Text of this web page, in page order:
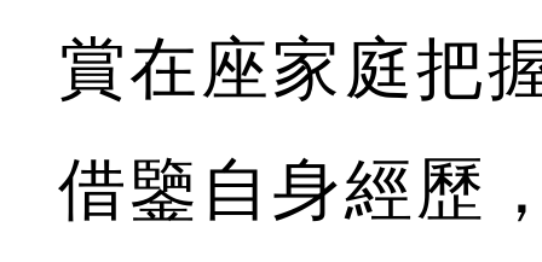
賞在座家庭把
借鑒自身經歷